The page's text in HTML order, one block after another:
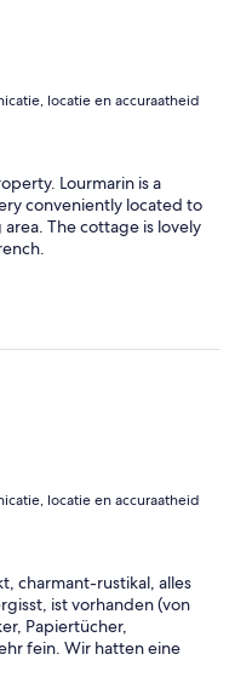
locatie en accuraatheid
Lourmarin is a
conveniently located to
The cottage is lovely
locatie en accuraatheid
charmant-rustikal, alles
ist vorhanden (von
Papiertücher,
fein. Wir hatten eine